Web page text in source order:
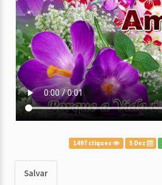
1497 cliques 5 Dez
Salvar